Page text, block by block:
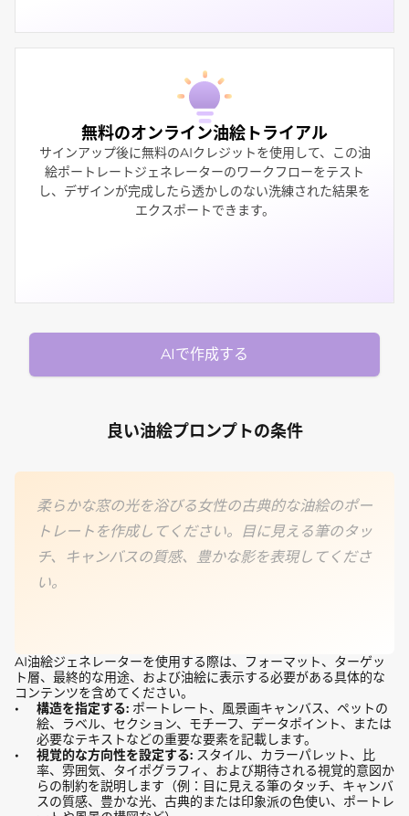
無料のオンライン油絵トライアル
サインアップ後に無料のAIクレジットを使用して、この油
絵ポートレートジェネレーターのワークフローをテスト
し、デザインが完成したら透かしのない洗練された結果を
エクスポートできます。
AIで作成する
良い油絵プロンプトの条件
柔らかな窓の光を浴びる女性の古典的な油絵のポー
トレートを作成してください。目に見える筆のタッ
チ、キャンバスの質感、豊かな影を表現してくださ
い。
AI油絵ジェネレーターを使用する際は、フォーマット、ターゲッ
ト層、最終的な用途、および油絵に表示する必要がある具体的な
コンテンツを含めてください。
構造を指定する: ポートレート、風景画キャンバス、ペットの
絵、ラベル、セクション、モチーフ、データポイント、または
必要なテキストなどの重要な要素を記載します。
視覚的な方向性を設定する: スタイル、カラーパレット、比
率、雰囲気、タイポグラフィ、および期待される視覚的意図か
らの制約を説明します（例：目に見える筆のタッチ、キャンバ
スの質感、豊かな光、古典的または印象派の色使い、ポートレ